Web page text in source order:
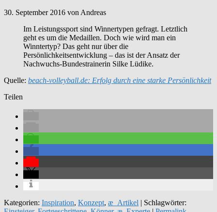
30. September 2016 von Andreas
Im Leistungssport sind Winnertypen gefragt. Letztlich
geht es um die Medaillen. Doch wie wird man ein
Winntertyp? Das geht nur über die
Persönlichkeitsentwicklung – das ist der Ansatz der
Nachwuchs-Bundestrainerin Silke Lüdike.
Quelle: beach-volleyball.de: Erfolg durch eine starke Persönlichkeit
Teilen
Kategorien: Inspiration, Konzept, æ_Artikel | Schlagwörter: